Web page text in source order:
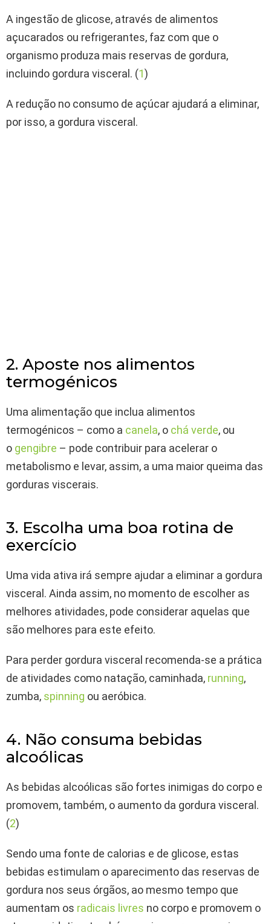
A ingestão de glicose, através de alimentos
açucarados ou refrigerantes, faz com que o
organismo produza mais reservas de gordura,
incluindo gordura visceral. (1)
A redução no consumo de açúcar ajudará a eliminar,
por isso, a gordura visceral.
2. Aposte nos alimentos
termogénicos
Uma alimentação que inclua alimentos
termogénicos – como a canela, o chá verde, ou
o gengibre – pode contribuir para acelerar o
metabolismo e levar, assim, a uma maior queima das
gorduras viscerais.
3. Escolha uma boa rotina de
exercício
Uma vida ativa irá sempre ajudar a eliminar a gordura
visceral. Ainda assim, no momento de escolher as
melhores atividades, pode considerar aquelas que
são melhores para este efeito.
Para perder gordura visceral recomenda-se a prática
de atividades como natação, caminhada, running,
zumba, spinning ou aeróbica.
4. Não consuma bebidas
alcoólicas
As bebidas alcoólicas são fortes inimigas do corpo e
promovem, também, o aumento da gordura visceral.
(2)
Sendo uma fonte de calorias e de glicose, estas
bebidas estimulam o aparecimento das reservas de
gordura nos seus órgãos, ao mesmo tempo que
aumentam os radicais livres no corpo e promovem o